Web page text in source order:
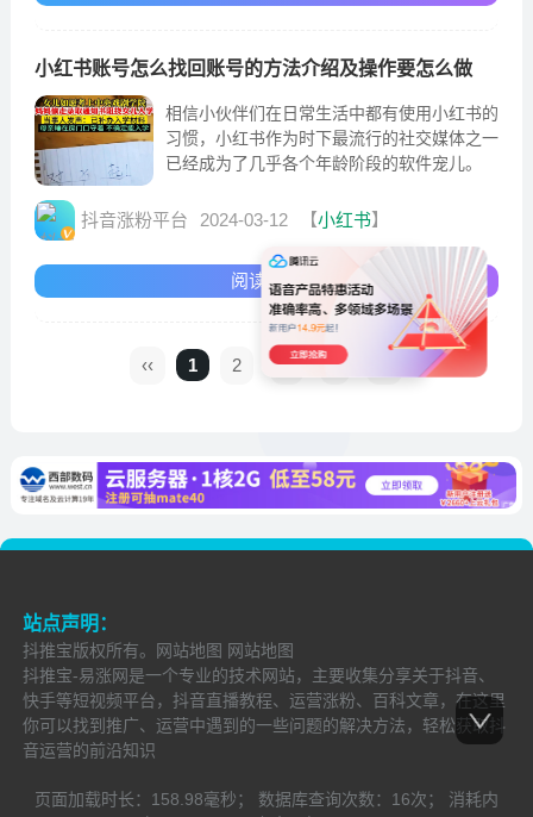
小红书账号怎么找回账号的方法介绍及操作要怎么做
相信小伙伴们在日常生活中都有使用小红书的
习惯，小红书作为时下最流行的社交媒体之一
已经成为了几乎各个年龄阶段的软件宠儿。
抖音涨粉平台 2024-03-12 【小红书】
阅读全文
‹‹ 1 2 3 ›
站点声明：
抖推宝版权所有。 网站地图 网站地图
抖推宝-易涨网是一个专业的技术网站，主要收集分享关于抖音、
快手等短视频平台，抖音直播教程、运营涨粉、百科文章，在这里
你可以找到推广、运营中遇到的一些问题的解决方法，轻松获取抖
音运营的前沿知识
页面加载时长： 158.98毫秒； 数据库查询次数： 16次；
消耗内